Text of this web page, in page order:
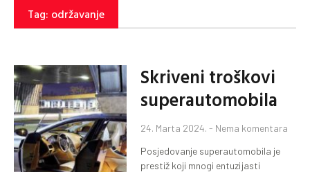
Tag: održavanje
Skriveni troškovi
superautomobila
24. Marta 2024. Nema komentara
Posjedovanje superautomobila je
prestiž koji mnogi entuzijasti